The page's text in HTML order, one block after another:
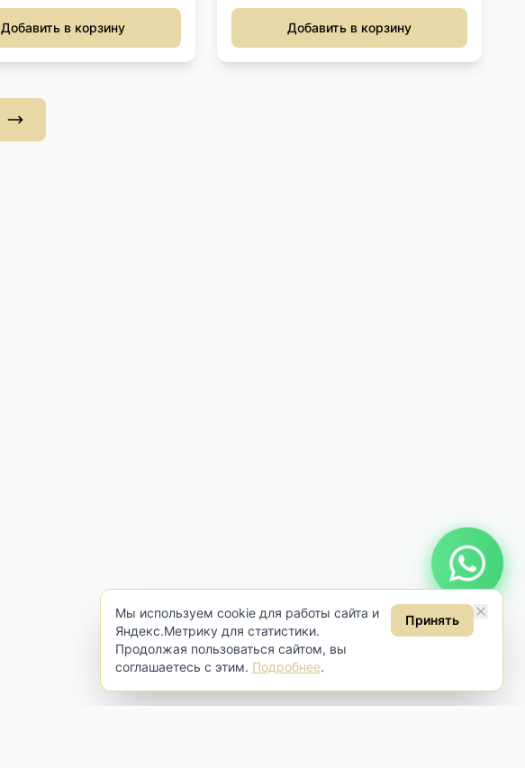
Добавить в корзину Добавить в корзину
Мы используем cookie для работы сайта и
Яндекс.Метрику для статистики.
Продолжая пользоваться сайтом, вы
соглашаетесь с этим. Подробнее.
Принять